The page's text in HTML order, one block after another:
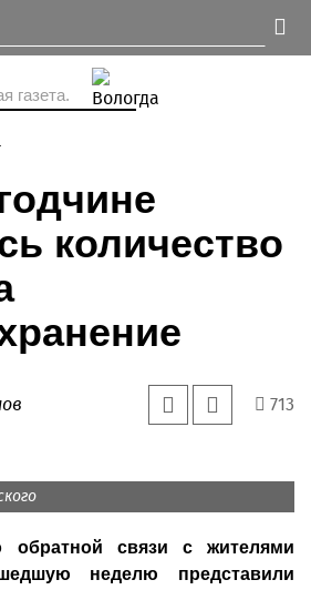
газета.
количество
713
обратной связи с жителями
неделю представили